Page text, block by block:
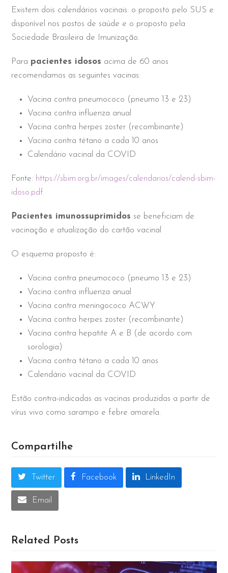
Existem dois calendários vacinais: o proposto pelo SUS e
disponível nos postos de saúde e o proposto pela
Sociedade Brasileira de Imunização.
Para pacientes idosos acima de 60 anos
recomendamos as seguintes vacinas:
Vacina contra pneumococo (pneumo 13 e 23)
Vacina contra influenza anual
Vacina contra herpes zoster (recombinante)
Vacina contra tétano a cada 10 anos
Calendário vacinal da COVID
Fonte: https://sbim.org.br/images/calendarios/calend-sbim-
idoso.pdf
Pacientes imunossuprimidos se beneficiam de
vacinação e atualização do cartão vacinal
O esquema proposto é:
Vacina contra pneumococo (pneumo 13 e 23)
Vacina contra influenza anual
Vacina contra meningococo ACWY
Vacina contra herpes zoster (recombinante)
Vacina contra hepatite A e B (de acordo com
sorologia)
Vacina contra tétano a cada 10 anos
Calendário vacinal da COVID
Estão contra-indicadas as vacinas produzidas a partir de
vírus vivo como sarampo e febre amarela.
Compartilhe
Twitter Facebook LinkedIn
Email
Related Posts